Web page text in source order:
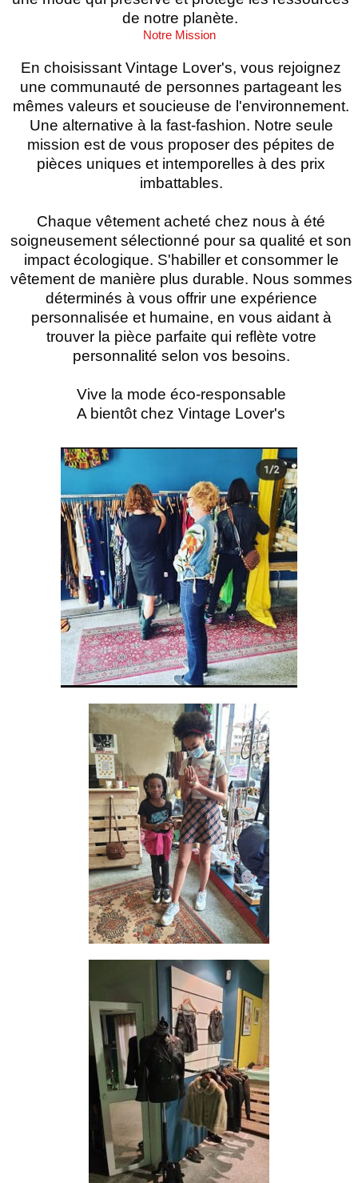
de notre planète.
Notre Mission
En choisissant Vintage Lover's, vous rejoignez
une communauté de personnes partageant les
mêmes valeurs et soucieuse de l'environnement.
Une alternative à la fast-fashion. Notre seule
mission est de vous proposer des pépites de
pièces uniques et intemporelles à des prix
imbattables.
Chaque vêtement acheté chez nous à été
soigneusement sélectionné pour sa qualité et son
impact écologique. S'habiller et consommer le
vêtement de manière plus durable. Nous sommes
déterminés à vous offrir une expérience
personnalisée et humaine, en vous aidant à
trouver la pièce parfaite qui reflète votre
personnalité selon vos besoins.
Vive la mode éco-responsable
A bientôt chez Vintage Lover's